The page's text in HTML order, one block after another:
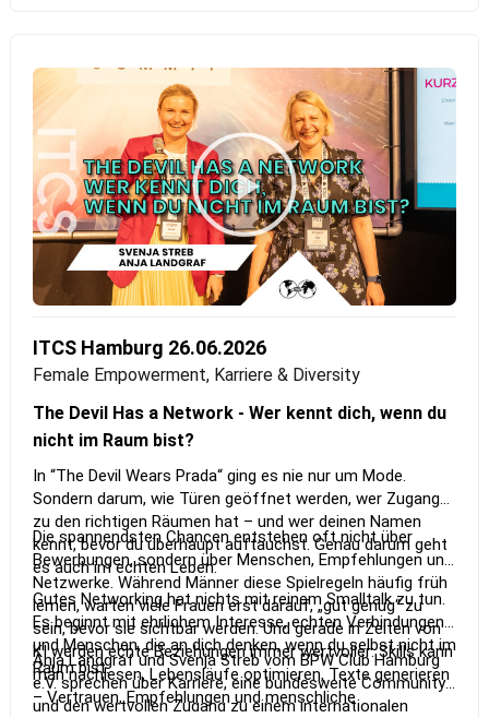
ITCS Hamburg 26.06.2026
Female Empowerment, Karriere & Diversity
The Devil Has a Network - Wer kennt dich, wenn du
nicht im Raum bist?
In “The Devil Wears Prada“ ging es nie nur um Mode.
Sondern darum, wie Türen geöffnet werden, wer Zugang
zu den richtigen Räumen hat – und wer deinen Namen
kennt, bevor du überhaupt auftauchst. Genau darum geht
es auch im echten Leben.
Die spannendsten Chancen entstehen oft nicht über
Bewerbungen, sondern über Menschen, Empfehlungen und
Netzwerke. Während Männer diese Spielregeln häufig früh
lernen, warten viele Frauen erst darauf, „gut genug“ zu
sein, bevor sie sichtbar werden. Und gerade in Zeiten von
KI werden echte Beziehungen immer wertvoller: Skills kann
man nachlesen, Lebensläufe optimieren, Texte generieren
– Vertrauen, Empfehlungen und menschliche
Gutes Networking hat nichts mit reinem Smalltalk zu tun.
Es beginnt mit ehrlichem Interesse, echten Verbindungen
und Menschen, die an dich denken, wenn du selbst nicht im
Raum bist.
Anja Landgraf und Svenja Streb vom BPW Club Hamburg
e.V. sprechen über Karriere, eine bundesweite Community
und den wertvollen Zugang zu einem internationalen